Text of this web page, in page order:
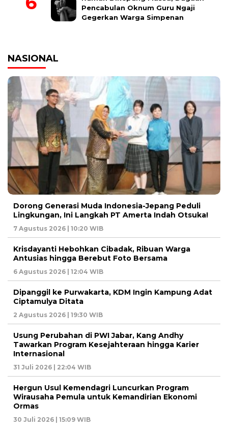
Pencabulan Oknum Guru Ngaji
Gegerkan Warga Simpenan
NASIONAL
Dorong Generasi Muda Indonesia-Jepang Peduli
Lingkungan, Ini Langkah PT Amerta Indah Otsuka!
7 Agustus 2026 | 10:20 WIB
Krisdayanti Hebohkan Cibadak, Ribuan Warga
Antusias hingga Berebut Foto Bersama
6 Agustus 2026 | 12:04 WIB
Dipanggil ke Purwakarta, KDM Ingin Kampung Adat
Ciptamulya Ditata
2 Agustus 2026 | 19:30 WIB
Usung Perubahan di PWI Jabar, Kang Andhy
Tawarkan Program Kesejahteraan hingga Karier
Internasional
31 Juli 2026 | 22:04 WIB
Hergun Usul Kemendagri Luncurkan Program
Wirausaha Pemula untuk Kemandirian Ekonomi
Ormas
30 Juli 2026 | 15:09 WIB